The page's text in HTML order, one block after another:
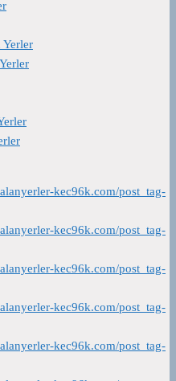
Yerler
kec96k.com/post_tag-
kec96k.com/post_tag-
kec96k.com/post_tag-
kec96k.com/post_tag-
kec96k.com/post_tag-